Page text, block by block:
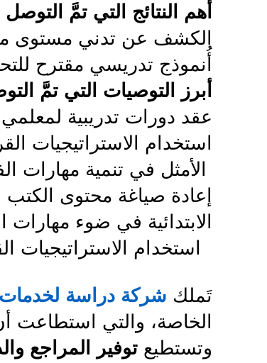
أهم النتائج التي تمَّ التوصل
الکشف عن تدني مستوى
أُنموذج تدريسي مقترح
أبرز التوصيات التي تمَّ
عقد دورات تدريبية لمعلمي
استخدام الاستراتيجيات
الأمثل في تنمية مهارات
إعادة صياغة محتوى الکتب
الابتدائية في ضوء
استخدام الاستراتيجيات
تَملك شركة دراسة لخدمات
الخاصة، والتي استطاعت
وتستطيع توفير المراجع